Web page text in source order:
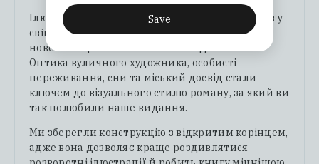
Ілюстрації до роману Максим Павлюк створив у
свій перший рік життя в Києві, проживаючи
нове місто разом зі Степаном Радченком.
Оптика вуличного художника, особисті
переживання, сни та міський досвід стали
ключем до візуального стилю роману, за який ви
так полюбили наше видання.
Ми зберегли конструкцію з відкритим корінцем,
адже вона дозволяє краще роздивлятися
Save